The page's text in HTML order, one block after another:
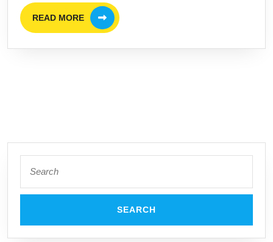
Solo
Baru
READ MORE
READ
MORE
for: